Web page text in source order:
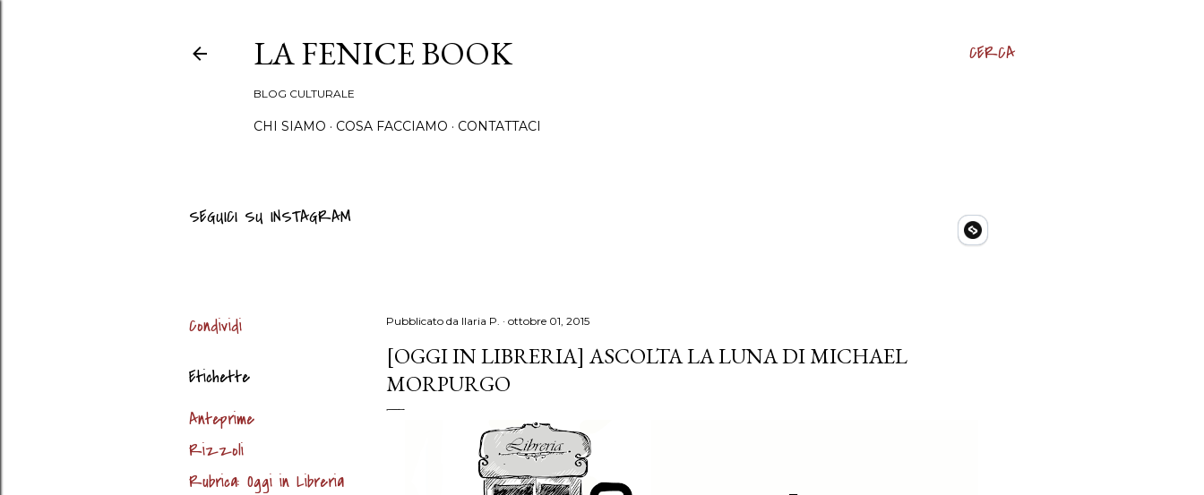
CERCA
LA FENICE BOOK
BLOG CULTURALE
CHI SIAMO COSA FACCIAMO CONTATTACI
SEGUICI SU INSTAGRAM
Condividi
Etichette
Anteprime
Rizzoli
Rubrica: Oggi in Libreria
Pubblicato da Ilaria P. ottobre 01, 2015
[OGGI IN LIBRERIA] ASCOLTA LA LUNA DI MICHAEL
MORPURGO